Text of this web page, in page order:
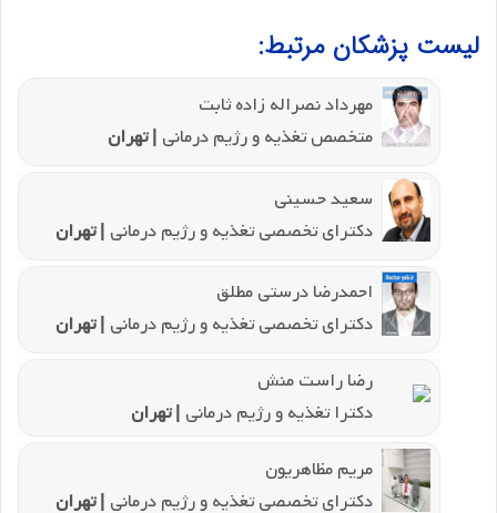
لیست پزشکان مرتبط:
مهرداد نصراله زاده ثابت
متخصص تغذیه و رژیم درمانی | تهران
سعید حسینی
دکترای تخصصی تغذیه و رژیم درمانی | تهران
احمدرضا درستی مطلق
دکترای تخصصی تغذیه و رژیم درمانی | تهران
رضا راست منش
دکترا تغذیه و رژیم درمانی | تهران
مریم مظاهریون
دکترای تخصصی تغذیه و رژیم درمانی | تهران